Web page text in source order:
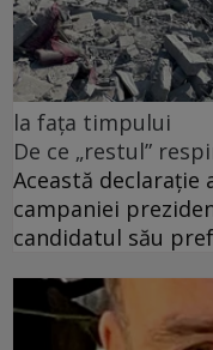
la fața timpului
De ce „restul”
Această declarație
campaniei
candidatul său